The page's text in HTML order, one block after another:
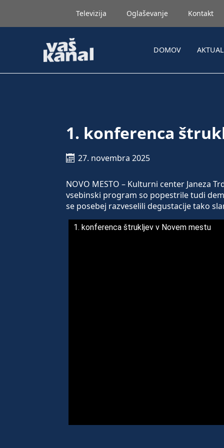
Televizija Oglaševanje Kontakt
DOMOV
1. konferenca
27. novembra 2025
NOVO MESTO – Kulturni center Janeza
vsebinski program so popestrile tudi
se posebej razveselili degustacije tako
1. konferenca štrukljev v Novem mestu